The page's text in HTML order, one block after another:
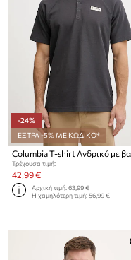
-24%
ΕΞΤΡΑ -5% ΜΕ ΚΩΔΙΚΟ*
Τρέχουσα τιμή:
42,99 €
Αρχική τιμή:63,99 €
Η χαμηλότερη τιμή:56,99 €